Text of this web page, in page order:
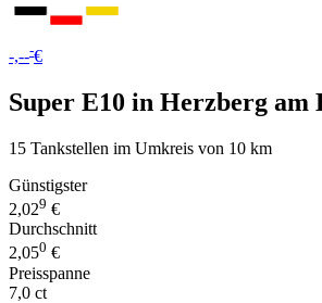
-,---€
Super E10 in Herzberg am
15 Tankstellen im Umkreis von 10 km
Günstigster
2,029 €
Durchschnitt
2,050 €
Preisspanne
7,0 ct